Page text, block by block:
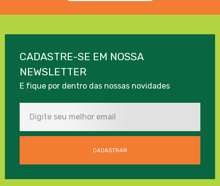
CADASTRE-SE EM NOSSA
NEWSLETTER
E fique por dentro das nossas novidades